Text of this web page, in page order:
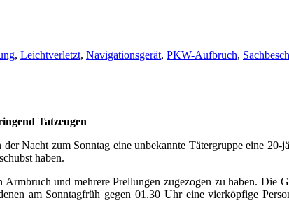
, Leichtverletzt, Navigationsgerät, PKW-Aufbruch,
Tatzeugen
Nacht zum Sonntag eine unbekannte Tätergruppe eine
haben.
und mehrere Prellungen zugezogen zu haben. Die
am Sonntagfrüh gegen 01.30 Uhr eine vierköpfige